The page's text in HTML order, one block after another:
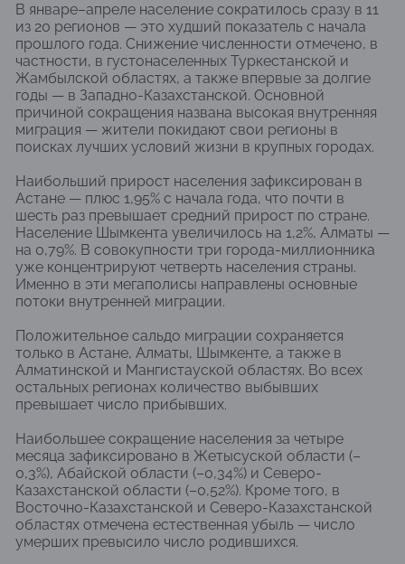
В январе–апреле население сократилось сразу в 11
из 20 регионов — это худший показатель с начала
прошлого года. Снижение численности отмечено, в
частности, в густонаселенных Туркестанской и
Жамбылской областях, а также впервые за долгие
годы — в Западно-Казахстанской. Основной
причиной сокращения названа высокая внутренняя
миграция — жители покидают свои регионы в
поисках лучших условий жизни в крупных городах.
Наибольший прирост населения зафиксирован в
Астане — плюс 1,95% с начала года, что почти в
шесть раз превышает средний прирост по стране.
Население Шымкента увеличилось на 1,2%, Алматы —
на 0,79%. В совокупности три города-миллионника
уже концентрируют четверть населения страны.
Именно в эти мегаполисы направлены основные
потоки внутренней миграции.
Положительное сальдо миграции сохраняется
только в Астане, Алматы, Шымкенте, а также в
Алматинской и Мангистауской областях. Во всех
остальных регионах количество выбывших
превышает число прибывших.
Наибольшее сокращение населения за четыре
месяца зафиксировано в Жетысуской области (–
0,3%), Абайской области (–0,34%) и Северо-
Казахстанской области (–0,52%). Кроме того, в
Восточно-Казахстанской и Северо-Казахстанской
областях отмечена естественная убыль — число
умерших превысило число родившихся.